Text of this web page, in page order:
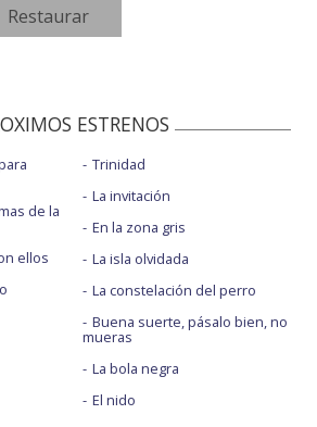
ESTRENOS
de la
ellos
Trinidad
La invitación
En la zona gris
La isla olvidada
La constelación del perro
Buena suerte, pásalo bien, no
mueras
La bola negra
El nido